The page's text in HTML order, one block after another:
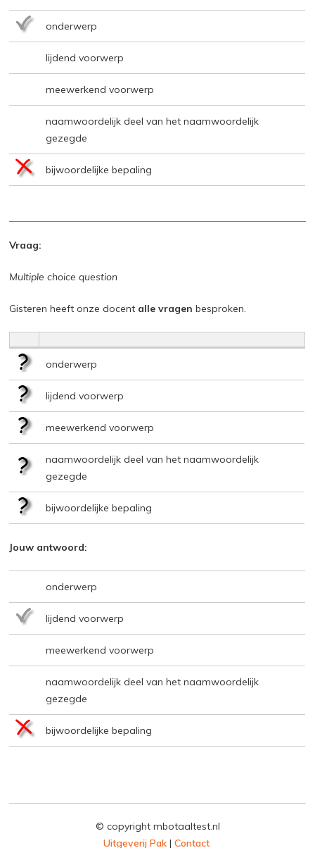
onderwerp
lijdend voorwerp
meewerkend voorwerp
naamwoordelijk deel van het naamwoordelijk
gezegde
bijwoordelijke bepaling
Vraag:
Multiple choice question
Gisteren heeft onze docent alle vragen besproken.
onderwerp
lijdend voorwerp
meewerkend voorwerp
naamwoordelijk deel van het naamwoordelijk
gezegde
bijwoordelijke bepaling
Jouw antwoord:
onderwerp
lijdend voorwerp
meewerkend voorwerp
naamwoordelijk deel van het naamwoordelijk
gezegde
bijwoordelijke bepaling
© copyright mbotaaltest.nl
Uitgeverij Pak| Contact